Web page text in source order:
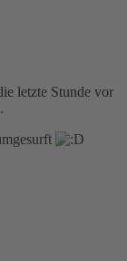
letzte Stunde vor